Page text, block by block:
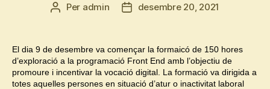
Autor
Per admin
Datadesembre 20, 2021
El dia 9 de desembre va començar la formaicó de 150 hores
d’exploració a la programació Front End amb l’objectiu de
promoure i incentivar la vocació digital. La formació va dirigida a
totes aquelles persones en situació d’atur o inactivitat laboral